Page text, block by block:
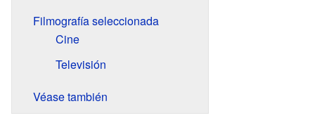
Filmografía seleccionada
Cine
Televisión
Véase también